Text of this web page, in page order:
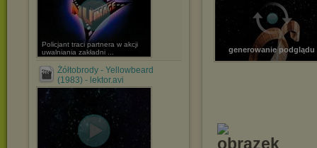
Policjant traci partnera w akcji
uwalniania zakładni ...
Żółtobrody - Yellowbeard
(1983) - lektor.avi
generowanie podglądu